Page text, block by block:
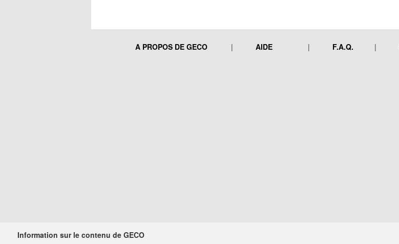
A PROPOS DE GECO AIDE F.A.Q.
Information sur le contenu de GECO